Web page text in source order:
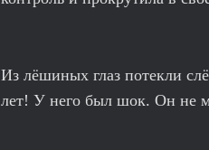
Из лёшиных глаз потекли
лет! У него был шок. Он не